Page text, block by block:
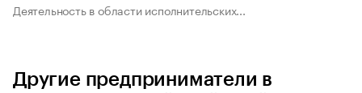
Деятельность в области исполнительских...
Другие предприниматели в